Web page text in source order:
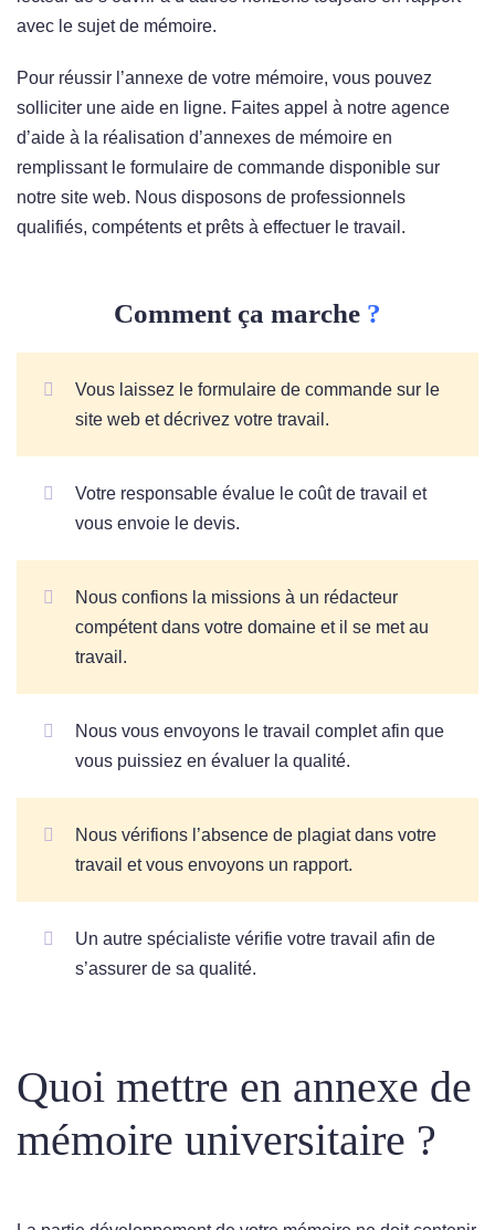
avec le sujet de mémoire.
Pour réussir l’annexe de votre mémoire, vous pouvez
solliciter une aide en ligne. Faites appel à notre agence
d’aide à la réalisation d’annexes de mémoire en
remplissant le formulaire de commande disponible sur
notre site web. Nous disposons de professionnels
qualifiés, compétents et prêts à effectuer le travail.
Comment ça marche ?
Vous laissez le formulaire de commande sur le
site web et décrivez votre travail.
Votre responsable évalue le coût de travail et
vous envoie le devis.
Nous confions la missions à un rédacteur
compétent dans votre domaine et il se met au
travail.
Nous vous envoyons le travail complet afin que
vous puissiez en évaluer la qualité.
Nous vérifions l’absence de plagiat dans votre
travail et vous envoyons un rapport.
Un autre spécialiste vérifie votre travail afin de
s’assurer de sa qualité.
Quoi mettre en annexe de
mémoire universitaire ?